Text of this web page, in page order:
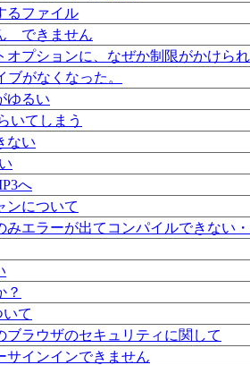
るファイル
できません
オプションに、なぜか制限がかけら
ブがなくなった。
ゆるい
いてしまう
ない
へ
ンについて
みエラーが出てコンパイルできない
？
て
ブラウザのセキュリティに関して
サインインできません